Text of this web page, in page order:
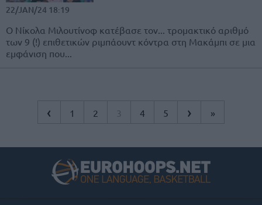
22/JAN/24 18:19
Ο Νίκολα Μιλουτίνοφ κατέβασε τον... τρομακτικό αριθμό
των 9 (!) επιθετικών ριμπάουντ κόντρα στη Μακάμπι σε μια
εμφάνιση που...
‹ 1 2 3 4 5 › »